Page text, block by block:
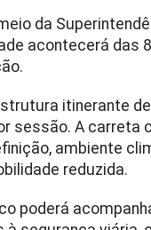
da
acontecerá das
itinerante
sessão. A carreta
ambiente
reduzida.
poderá